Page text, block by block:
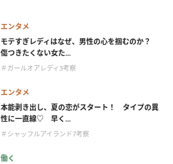
エンタメ
モテすぎレディはなぜ、男性の心を掴むのか？
傷つきたくない女た...
＃ガールオアレディ3考察
エンタメ
本能剥き出し、夏の恋がスタート！ タイプの異
性に一直線♡ 早く...
＃シャッフルアイランド7考察
働く